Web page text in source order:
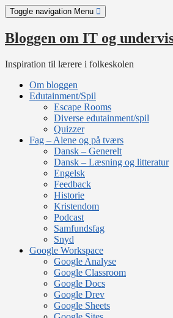
Skip
to
content
Toggle navigation Menu
Bloggen om IT og
Inspiration til lærere i folkeskolen
Om bloggen
Edutainment/Spil
Escape Rooms
Diverse edutainment/spil
Quizzer
Fag – Alene og på tværs
Dansk – Generelt
Dansk – Læsning og litteratur
Engelsk
Feedback
Historie
Kristendom
Podcast
Samfundsfag
Snyd
Google Workspace
Google Analyse
Google Classroom
Google Docs
Google Drev
Google Sheets